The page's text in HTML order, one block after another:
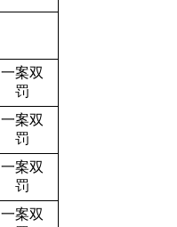
一案双
罚
一案双
罚
一案双
罚
一案双